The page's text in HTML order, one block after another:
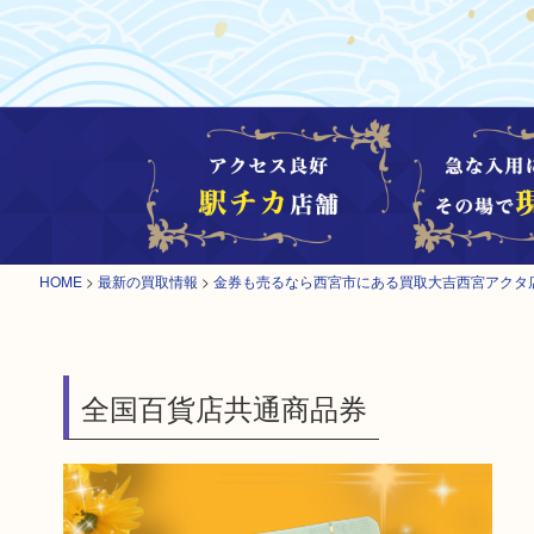
HOME > 最新の買取情報 > 金券も売るなら西宮市にある買取大吉西宮アクタ
全国百貨店共通商品券